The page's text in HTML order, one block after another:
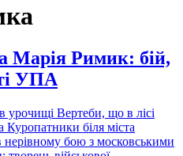
Марія Римик: бій,
УПА
урочищі Вертеби, що в лісі
Куропатники біля міста
бою з московськими